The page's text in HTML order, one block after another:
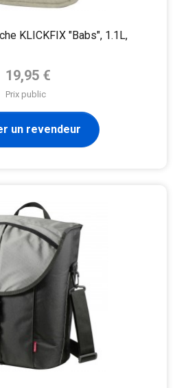
KLICKFIX "Babs", 1.1L,
Prix de base
19,95 €
Prix public
un revendeur